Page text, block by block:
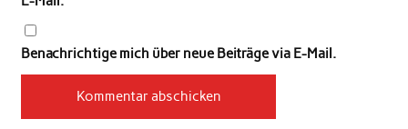
Benachrichtige mich über neue Beiträge via E-Mail.